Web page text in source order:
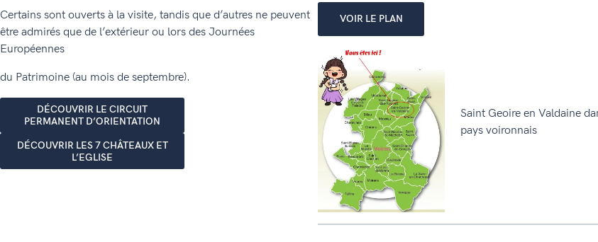
Certains sont ouverts à la visite, tandis que d’autres ne peuvent
être admirés que de l’extérieur ou lors des Journées
Européennes
du Patrimoine (au mois de septembre).
DÉCOUVRIR LE CIRCUIT
PERMANENT D’ORIENTATION
DÉCOUVRIR LES 7 CHÂTEAUX ET
L’EGLISE
VOIR LE PLAN
Saint Geoire en Valdaine
pays voironnais